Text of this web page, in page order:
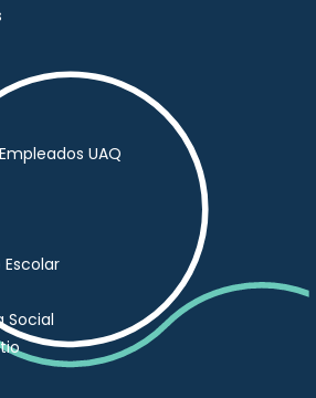
UAQ
Social